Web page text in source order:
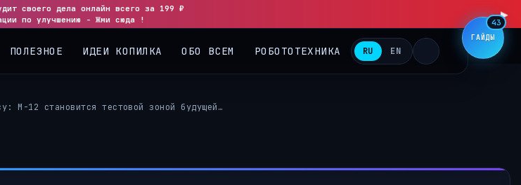
своего дела онлайн всего за 199 ₽
по улучшению - Жми сюда !
▶
ПОЛЕЗНОЕ ИДЕИ КОПИЛКА ОБО ВСЕМ РОБОТОТЕХНИКА RU EN
М-12 становится тестовой зоной будущей…
ГАЙДЫ
43